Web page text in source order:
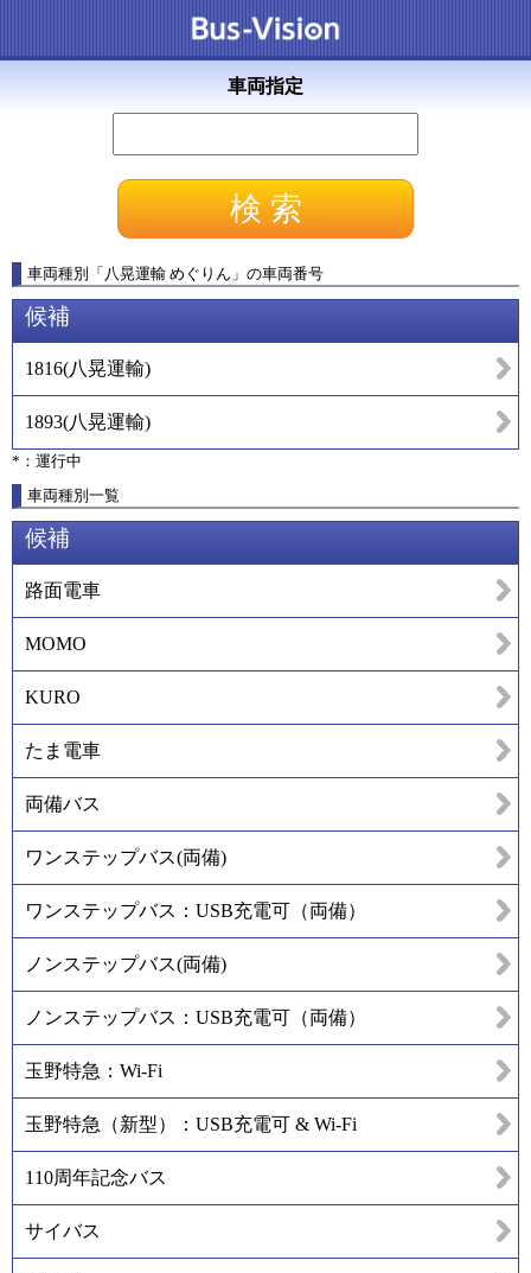
車両指定
車両種別 「 八晃運輸 めぐりん 」 の車両番号
候補
1816(八晃運輸)
1893(八晃運輸)
*：運行中
車両種別一覧
候補
路面電車
MOMO
KURO
たま電車
両備バス
ワンステップバス(両備)
ワンステップバス：USB充電可（両備）
ノンステップバス(両備)
ノンステップバス：USB充電可（両備）
玉野特急：Wi-Fi
玉野特急（新型）：USB充電可 & Wi-Fi
110周年記念バス
サイバス